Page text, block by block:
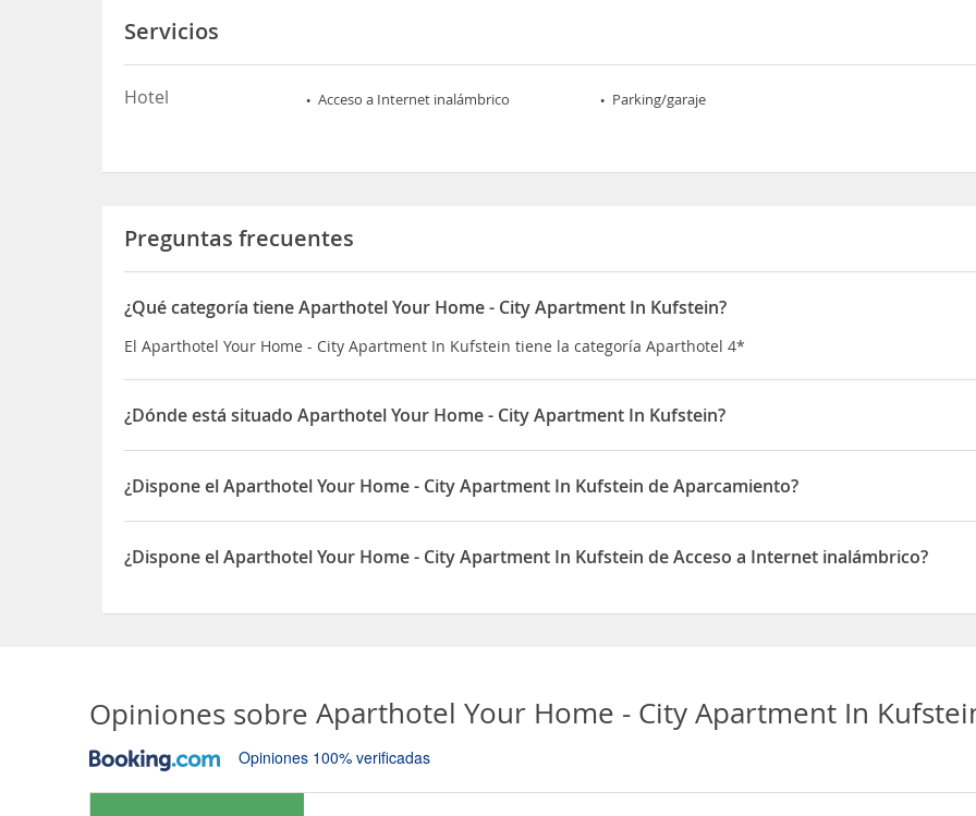
Servicios
Hotel Acceso a Internet inalámbrico Parking/garaje
Preguntas frecuentes
¿Qué categoría tiene Aparthotel Your Home - City Apartment In Kufstein?
El Aparthotel Your Home - City Apartment In Kufstein tiene la categoría Aparthotel 4*
¿Dónde está situado Aparthotel Your Home - City Apartment In Kufstein?
El Aparthotel Your Home - City Apartment In Kufstein está situado en Maximilianstraße 3
¿Dispone el Aparthotel Your Home - City Apartment In Kufstein de Aparcamiento?
Sí, el Aparthotel Your Home - City Apartment In Kufstein dispone de Aparcamiento
¿Dispone el Aparthotel Your Home - City Apartment In Kufstein de Acceso a Internet inalámbrico?
Opiniones sobre Aparthotel Your Home - City Apartment In
Opiniones 100% verificadas